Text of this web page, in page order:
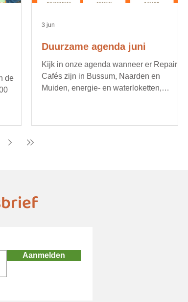
de
Duurzame agenda juni
Kijk in onze agenda wanneer er Repair
Cafés zijn in Bussum, Naarden en
Muiden, energie- en waterloketten,
3 jun
Aanmelden